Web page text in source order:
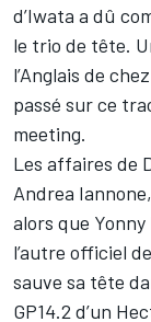
d’Iwata a dû
le trio de tête.
l’Anglais de
passé sur ce
meeting.
Les affaires de
Andrea
alors que
l’autre officiel
sauve sa tête
GP14.2 d’un